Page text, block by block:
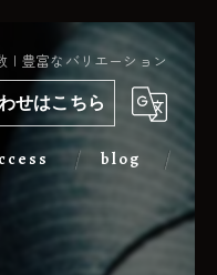
| 豊富なバリエーション
せはこちら
blog